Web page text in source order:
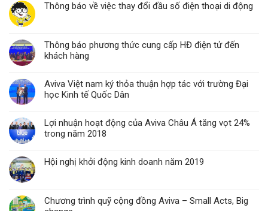
Thông báo về việc thay đổi đầu số điện thoại di động
Thông báo phương thức cung cấp HĐ điện tử đến
khách hàng
Aviva Việt nam ký thỏa thuận hợp tác với trường Đại
học Kinh tế Quốc Dân
Lợi nhuận hoạt động của Aviva Châu Á tăng vọt 24%
trong năm 2018
Hội nghị khởi động kinh doanh năm 2019
Chương trình quỹ cộng đồng Aviva – Small Acts, Big